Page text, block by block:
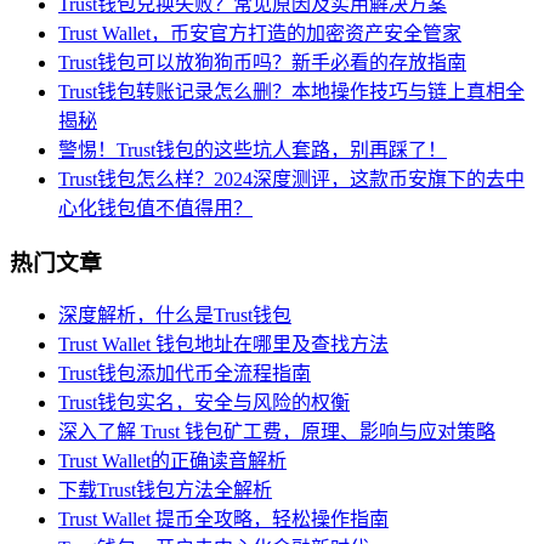
Trust钱包兑换失败？常见原因及实用解决方案
Trust Wallet，币安官方打造的加密资产安全管家
Trust钱包可以放狗狗币吗？新手必看的存放指南
Trust钱包转账记录怎么删？本地操作技巧与链上真相全
揭秘
警惕！Trust钱包的这些坑人套路，别再踩了！
Trust钱包怎么样？2024深度测评，这款币安旗下的去中
心化钱包值不值得用？
热门文章
深度解析，什么是Trust钱包
Trust Wallet 钱包地址在哪里及查找方法
Trust钱包添加代币全流程指南
Trust钱包实名，安全与风险的权衡
深入了解 Trust 钱包矿工费，原理、影响与应对策略
Trust Wallet的正确读音解析
下载Trust钱包方法全解析
Trust Wallet 提币全攻略，轻松操作指南